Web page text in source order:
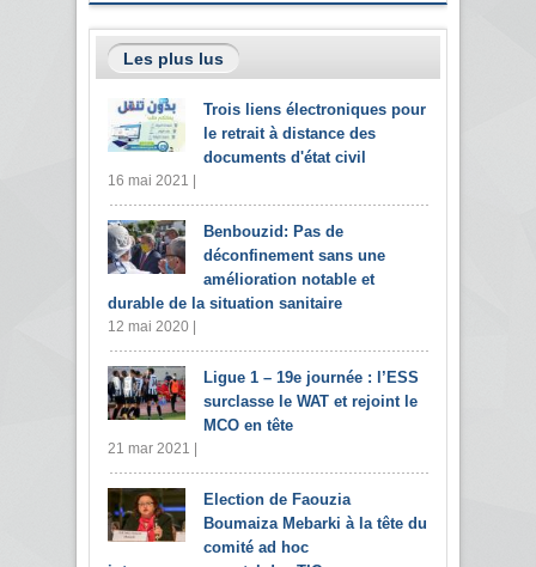
Les plus lus
Trois liens électroniques pour
le retrait à distance des
documents d'état civil
16 mai 2021 |
Benbouzid: Pas de
déconfinement sans une
amélioration notable et
durable de la situation sanitaire
12 mai 2020 |
Ligue 1 – 19e journée : l’ESS
surclasse le WAT et rejoint le
MCO en tête
21 mar 2021 |
Election de Faouzia
Boumaiza Mebarki à la tête du
comité ad hoc